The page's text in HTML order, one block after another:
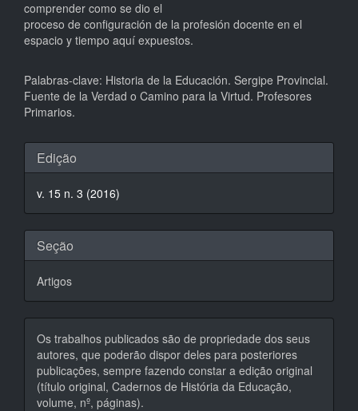
comprender como se dio el
proceso de configuración de la profesión docente en el
espacio y tiempo aquí expuestos.
Palabras-clave: Historia de la Educación. Sergipe Provincial.
Fuente de la Verdad o Camino para la Virtud. Profesores
Primarios.
Detalhes
do
artigo
Edição
v. 15 n. 3 (2016)
Seção
Artigos
Os trabalhos publicados são de propriedade dos seus
autores, que poderão dispor deles para posteriores
publicações, sempre fazendo constar a edição original
(título original, Cadernos de História da Educação,
volume, nº, páginas).